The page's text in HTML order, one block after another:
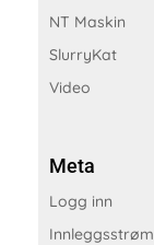
NT Maskin
SlurryKat
Video
Meta
Logg inn
Innleggsstrøm